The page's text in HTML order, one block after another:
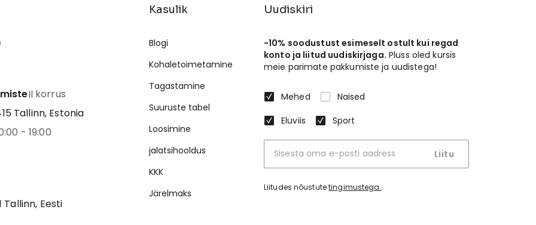
II korrus
Tallinn, Estonia
- 19:00
Tallinn, Eesti
Kasulik
Blogi
Kohaletoimetamine
Tagastamine
Suuruste tabel
Loosimine
jalatsihooldus
KKK
Järelmaks
Uudiskiri
-10% soodustust esimeselt ostult kui regad
konto ja liitud uudiskirjaga. Pluss oled kursis
meie parimate pakkumiste ja uudistega!
Mehed
Naised
Eluviis
Sport
Liitu
Liitudes nõustutetingimustega..